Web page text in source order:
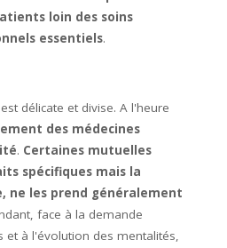
loin des soins
essentiels.
délicate et divise. A l'heure
des médecines
. Certaines mutuelles
spécifiques mais la
ne les prend généralement
face à la demande
et à l'évolution des mentalités,